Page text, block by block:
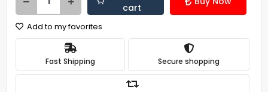
cart
Add to my favorites
Fast Shipping Secure shopping